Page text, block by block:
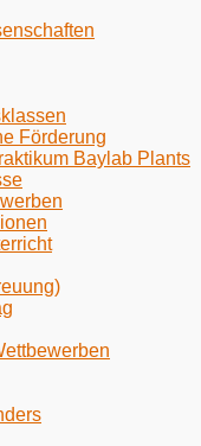
Förderung
Baylab Plants